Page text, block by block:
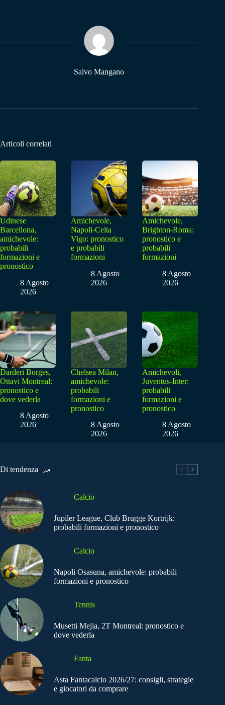
pp m
Salvo Mangano
Articoli correlati
Udinese
Barcellona,
amichevole:
probabili
formazioni e
pronostico
8 Agosto
2026
Amichevole,
Napoli-Celta
Vigo: pronostico
e probabili
formazioni
8 Agosto
2026
Amichevole,
Brighton-Roma:
pronostico e
probabili
formazioni
8 Agosto
2026
Darderi Borges,
Ottavi Montreal:
pronostico e
dove vederla
8 Agosto
2026
Chelsea Milan,
amichevole:
probabili
formazioni e
pronostico
8 Agosto
2026
Amichevoli,
Juventus-Inter:
probabili
formazioni e
pronostico
8 Agosto
2026
Di tendenza
Calcio
Jupiler League, Club Brugge Kortrijk:
probabili formazioni e pronostico
Calcio
Napoli Osasuna, amichevole: probabili
formazioni e pronostico
Tennis
Musetti Mejia, 2T Montreal: pronostico e
dove vederla
Fanta
Asta Fantacalcio 2026/27: consigli, strategie
e giocatori da comprare